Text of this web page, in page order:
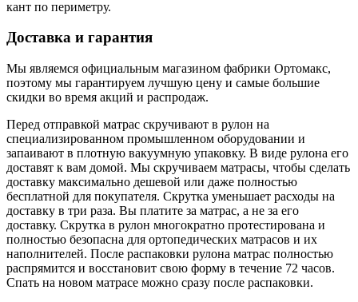
кант по периметру.
Доставка и гарантия
Мы являемся официальным магазином фабрики Ортомакс,
поэтому мы гарантируем лучшую цену и самые большие
скидки во время акций и распродаж.
Перед отправкой матрас скручивают в рулон на
специализированном промышленном оборудовании и
запаивают в плотную вакуумную упаковку. В виде рулона его
доставят к вам домой. Мы скручиваем матрасы, чтобы сделать
доставку максимально дешевой или даже полностью
бесплатной для покупателя. Скрутка уменьшает расходы на
доставку в три раза. Вы платите за матрас, а не за его
доставку. Скрутка в рулон многократно протестирована и
полностью безопасна для ортопедических матрасов и их
наполнителей. После распаковки рулона матрас полностью
распрямится и восстановит свою форму в течение 72 часов.
Спать на новом матрасе можно сразу после распаковки.